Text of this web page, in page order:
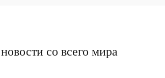
со всего мира